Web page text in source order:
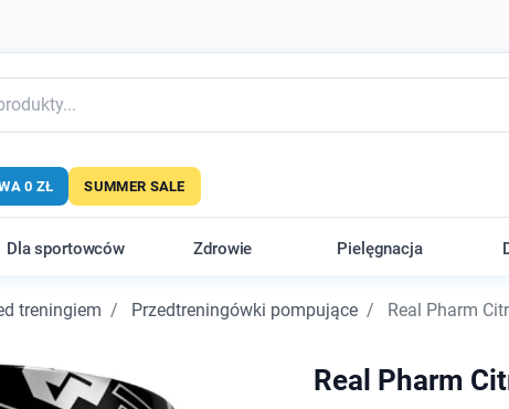
0 ZŁ SUMMER SALE
Dla sportowców Zdrowie Pielęgnacja
treningiem Przedtreningówki pompujące Real Pharm
Real Pharm